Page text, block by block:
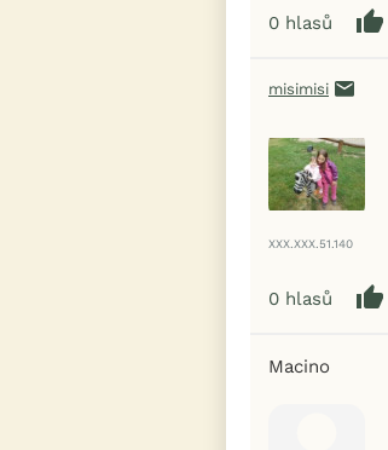
0 hlasů
misimisi
XXX.XXX.51.140
0 hlasů
Macino